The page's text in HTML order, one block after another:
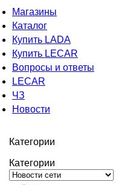
Магазины
Каталог
Купить LADA
Купить LECAR
Вопросы и ответы
LECAR
ЧЗ
Новости
Категории
Категории